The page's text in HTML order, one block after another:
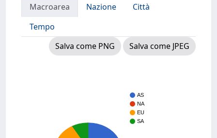
Macroarea Nazione
Città
Tempo
Salva come PNG
Salva come JPEG
AS
NA
EU
SA